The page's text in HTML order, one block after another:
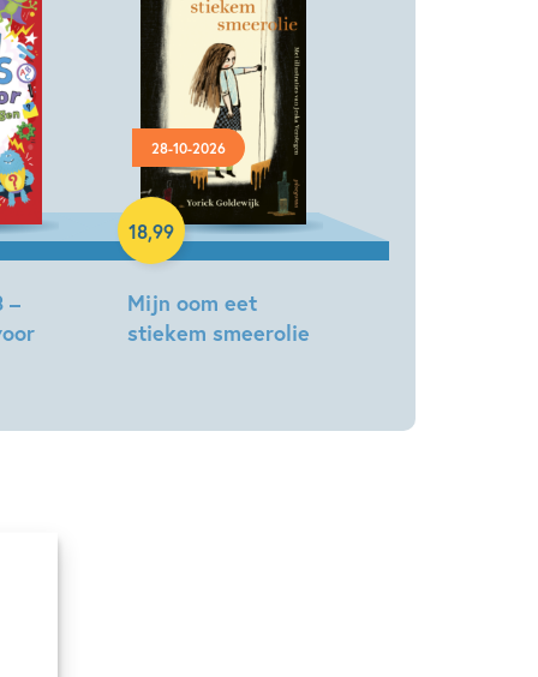
–
28-10-2026
Mijn oom eet
stiekem smeerolie
Jeska
18,99
Hardcover